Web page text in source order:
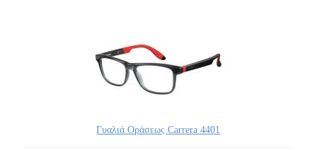
Γυαλιά Οράσεως Carrera 4401